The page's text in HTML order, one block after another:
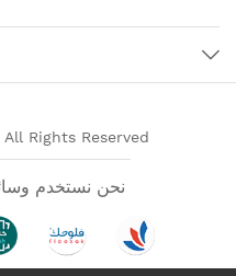
Rights Reserved